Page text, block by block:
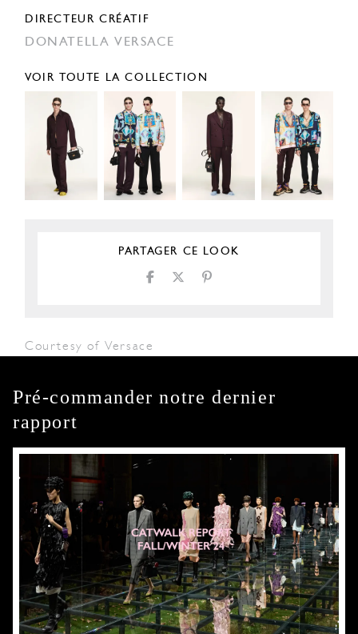
DIRECTEUR CRÉATIF
DONATELLA VERSACE
VOIR TOUTE LA COLLECTION
PARTAGER CE LOOK
Courtesy of Versace
Pré-commander notre dernier
rapport